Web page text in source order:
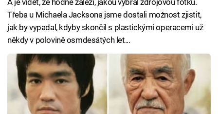
A je vidět, že hodně záleží, jakou vybral zdrojovou fotku.
Třeba u Michaela Jacksona jsme dostali možnost zjistit,
jak by vypadal, kdyby skončil s plastickými operacemi už
někdy v polovině osmdesátých let...